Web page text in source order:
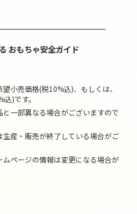
おもちゃ安全ガイド
小売価格(税10%込)、もしくは、
)です。
一部異なる場合がございますので
産・販売が終了している場合がご
ページの情報は変更になる場合が